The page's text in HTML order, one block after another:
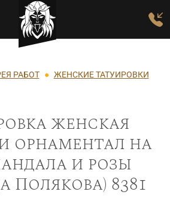
содержанию
РАБОТ ЖЕНСКИЕ ТАТУИРОВКИ
женская
орнаментал на
и розы
Полякова) 8381